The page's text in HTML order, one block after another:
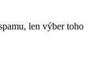
len výber toho